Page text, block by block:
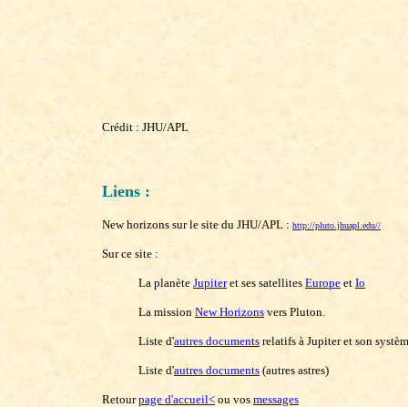
Crédit : JHU/APL
Liens :
New horizons sur le site du JHU/APL : http://pluto.jhuapl.edu//
Sur ce site :
La planète Jupiteret ses satellites Europe et Io
La mission New Horizons vers Pluton.
Liste d'autres documents relatifs à Jupiter et son
Liste d'autres documents (autres astres)
Retourpage d'accueil< ou vos messages